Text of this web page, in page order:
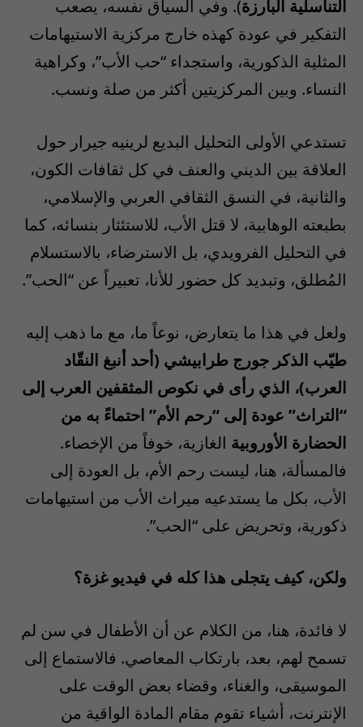
التناسلية البارزة). وفي السياق نفسه، يصعب
التفكير في عودة كهذه خارج مركزية الاستيهامات
المثلية الذكورية، واستجداء “حب الأب”، وكراهية
النساء. وبين المركزيتين أكثر من صلة ونسب.
تستدعي الأولى التحليل البديع لرينيه جيرار حول
العلاقة بين الديني والعنف في كل ثقافات الكون،
والثانية، في النسق الثقافي العربي والإسلامي،
بطبعته الوهابية، لا قتل الأب، للاستئثار بنسائه، كما
في التحليل الفرويدي، بل الاسترضاء، بالاستسلام
المُطلق، وتبديد كل حضور للأنا، تعبيراً عن “الحب”.
ولعل في هذا ما يتعارض، نوعاً ما، مع ما ذهب إليه
طيّب الذكر جورج طرابيشي (أحد أنبغ النقّاد
العرب)، الذي رأى في نكوص المثقفين العرب إلى
“التراث” عودة إلى “رحم الأم” احتماءً به من
الحضارة الأوروبية الغازية، خوفاً من الإخصاء.
فالمسألة، هنا، ليست رحم الأم، بل العودة إلى
الأب، بكل ما يستدعيه ميراث الأب من استيهامات
ذكورية، وتحريض على “الحب”.
ولكن، كيف يتجلى هذا كله في فيديو غزة؟
لا فائدة، هنا، من الكلام عن أن الأطفال في سن لم
تسمح لهم، بعد، بارتكاب المعاصي. فالاستماع إلى
الموسيقى، والغناء، وقضاء بعض الوقت على
الإنترنت، أشياء تقوم مقام المادة الواقية من